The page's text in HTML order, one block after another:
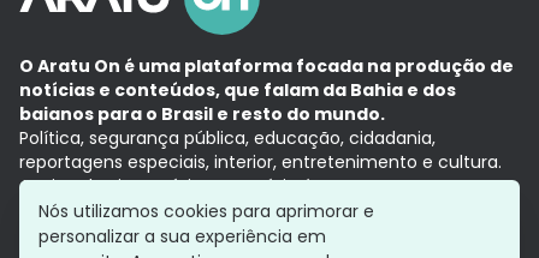
O Aratu On é uma plataforma focada na produção de
notícias e conteúdos, que falam da Bahia e dos
baianos para o Brasil e resto do mundo.
Política, segurança pública, educação, cidadania,
reportagens especiais, interior, entretenimento e cultura.
Aqui, tudo vira notícia e a notícia é no tempo presente,
com a credibilidade do Grupo Aratu.
Grupo Aratu
Política de privacidade
Nós utilizamos cookies para aprimorar e
personalizar a sua experiência em